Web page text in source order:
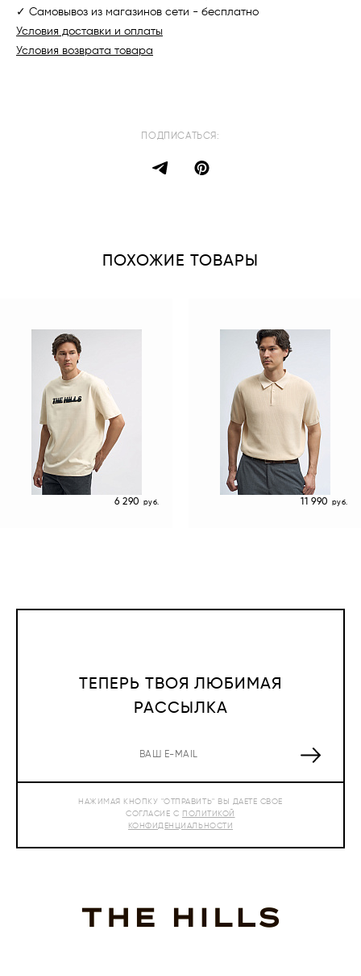
✓ Самовывоз из магазинов сети - бесплатно
Условия доставки и оплаты
Условия возврата товара
ПОДПИСАТЬСЯ:
ПОХОЖИЕ ТОВАРЫ
6 290 руб. 11 990 руб.
ТЕПЕРЬ ТВОЯ ЛЮБИМАЯ
РАССЫЛКА
НАЖИМАЯ КНОПКУ "ОТПРАВИТЬ" ВЫ ДАЕТЕ СВОЕ
СОГЛАСИЕ С ПОЛИТИКОЙ
КОНФИДЕНЦИАЛЬНОСТИ